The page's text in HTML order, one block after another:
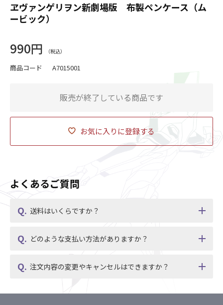
ヱヴァンゲリヲン新劇場版 布製ペンケース（ム
ービック）
990円
商品コード A7015001
お気に入りに登録する
販売が終了している商品です
よくあるご質問
送料はいくらですか？
どのような支払い方法がありますか？
注文内容の変更やキャンセルはできますか？